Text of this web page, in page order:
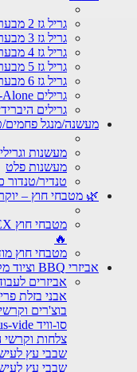
גריל גז 2 מבערים
גריל גז 3 מבערים
גריל גז 4 מבערים
גריל גז 5 מבערים
גריל גז 6 מבערים
גרילים Built-In / Stand-Alone
גרילים
מעשנה/מנגל פחמים/
מעשנות
מעשנות פלט
טנדיר/טנדור
🌿 מטבחי חוץ –
🔥
מטבחי חוץ
אביזרי BBQ וציוד מקצועי לגריל מעשנות טאבון וטיפול בבשר
אביזרים
אבני בזלת
בוצ'רים
סו-וויד Sous-vide
צלחות
שבבי עץ
שבבי עץ